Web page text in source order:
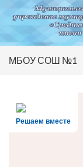
МБОУ СОШ №1
Решаем вместе